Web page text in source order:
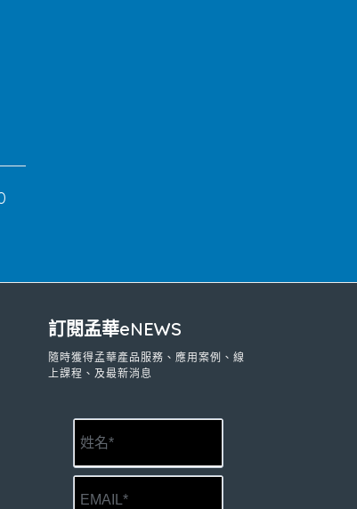
訂閱孟華eNEWS
隨時獲得孟華產品服務、應用案例、線
上課程、及最新消息